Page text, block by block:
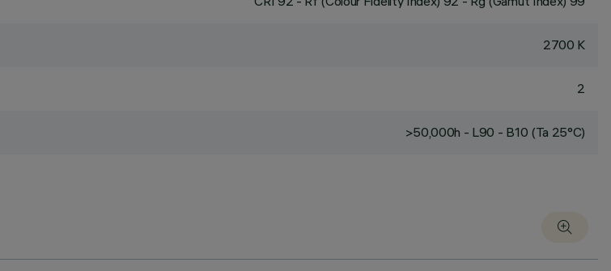
2700 K
2
>50,000h - L90 - B10 (Ta 25°C)